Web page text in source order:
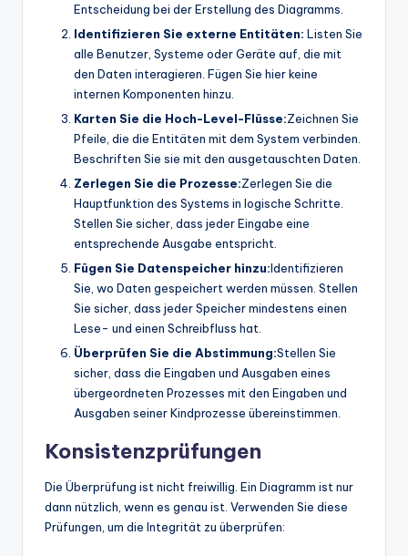
Entscheidung bei der Erstellung des Diagramms.
Identifizieren Sie externe Entitäten: Listen Sie
alle Benutzer, Systeme oder Geräte auf, die mit
den Daten interagieren. Fügen Sie hier keine
internen Komponenten hinzu.
Karten Sie die Hoch-Level-Flüsse:Zeichnen Sie
Pfeile, die die Entitäten mit dem System verbinden.
Beschriften Sie sie mit den ausgetauschten Daten.
Zerlegen Sie die Prozesse:Zerlegen Sie die
Hauptfunktion des Systems in logische Schritte.
Stellen Sie sicher, dass jeder Eingabe eine
entsprechende Ausgabe entspricht.
Fügen Sie Datenspeicher hinzu:Identifizieren
Sie, wo Daten gespeichert werden müssen. Stellen
Sie sicher, dass jeder Speicher mindestens einen
Lese- und einen Schreibfluss hat.
Überprüfen Sie die Abstimmung:Stellen Sie
sicher, dass die Eingaben und Ausgaben eines
übergeordneten Prozesses mit den Eingaben und
Ausgaben seiner Kindprozesse übereinstimmen.
Konsistenzprüfungen
Die Überprüfung ist nicht freiwillig. Ein Diagramm ist nur
dann nützlich, wenn es genau ist. Verwenden Sie diese
Prüfungen, um die Integrität zu überprüfen: